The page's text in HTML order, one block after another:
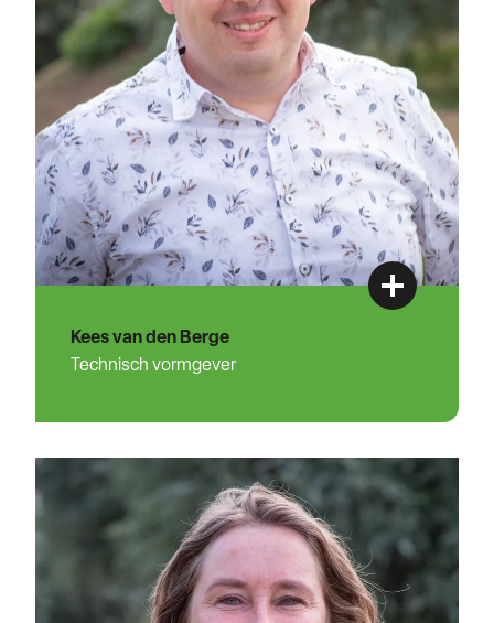
Kees van den Berge
Technisch vormgever